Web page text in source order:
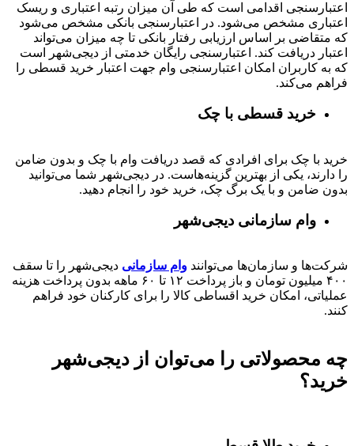
اعتبارسنجی اقدامی است که طی آن میزان رتبه اعتباری و ریسک
اعتباری مشخص می‌شود. در اعتبارسنجی بانکی مشخص می‌شود
که متقاضی بر اساس ارزیابی رفتار بانکی تا چه میزان می‌تواند
اعتبار دریافت کند. اعتبارسنجی رایگان خدمتی از دیجی‌شهر است
که به کاربران امکان اعتبارسنجی وام جهت اعتبار خرید قسطی را
فراهم می‌کند.
خرید قسطی با چک
خرید با چک برای افرادی که قصد دریافت وام با چک و بدون ضامن
را دارند، یکی از بهترین گزینه‌هاست. در دیجی‌شهر شما می‌توانید
بدون ضامن و با یک برگ چک، خرید خود را انجام دهید.
وام سازمانی دیجی‌شهر
شرکت‌ها و سازمان‌ها می‌توانند وام سازمانی دیجی‌شهر را تا سقف
۴۰۰ میلیون تومان و باز پرداخت ۱۲ تا ۶۰
ماهه بدون پرداخت هزینه
عملیاتی، امکان خرید اقساطی کالا را برای کارکنان خود فراهم
کنند.
چه محصولاتی را می‌توان از دیجی‌شهر
خرید؟